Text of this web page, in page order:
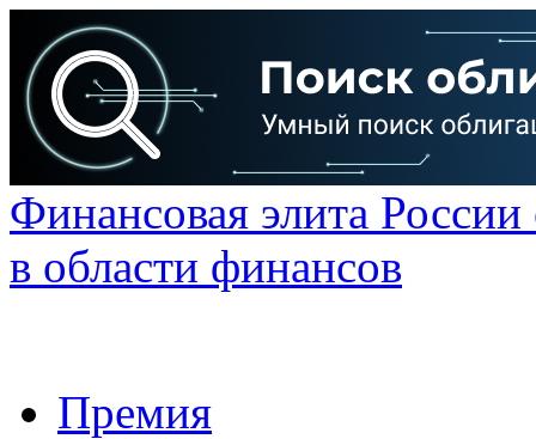
Финансовая элита
в области финансов
Премия